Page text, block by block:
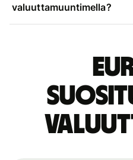
valuuttamuuntimella?